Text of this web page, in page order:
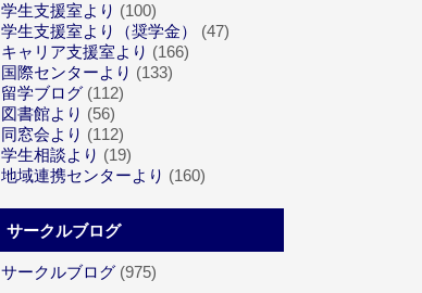
学生支援室より (100)
学生支援室より（奨学金）
(47)
キャリア支援室より (166)
国際センターより (133)
留学ブログ (112)
図書館より (56)
同窓会より (112)
学生相談より (19)
地域連携センターより (160)
サークルブログ
サークルブログ (975)